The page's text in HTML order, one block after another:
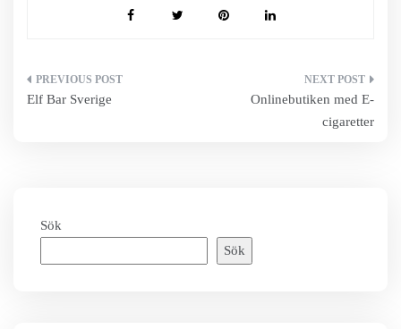
Inläggsnavigering
Elf Bar Sverige
Onlinebutiken med E-
cigaretter
Sök
Sök